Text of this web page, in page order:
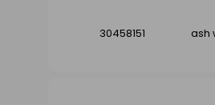
30458151 ash